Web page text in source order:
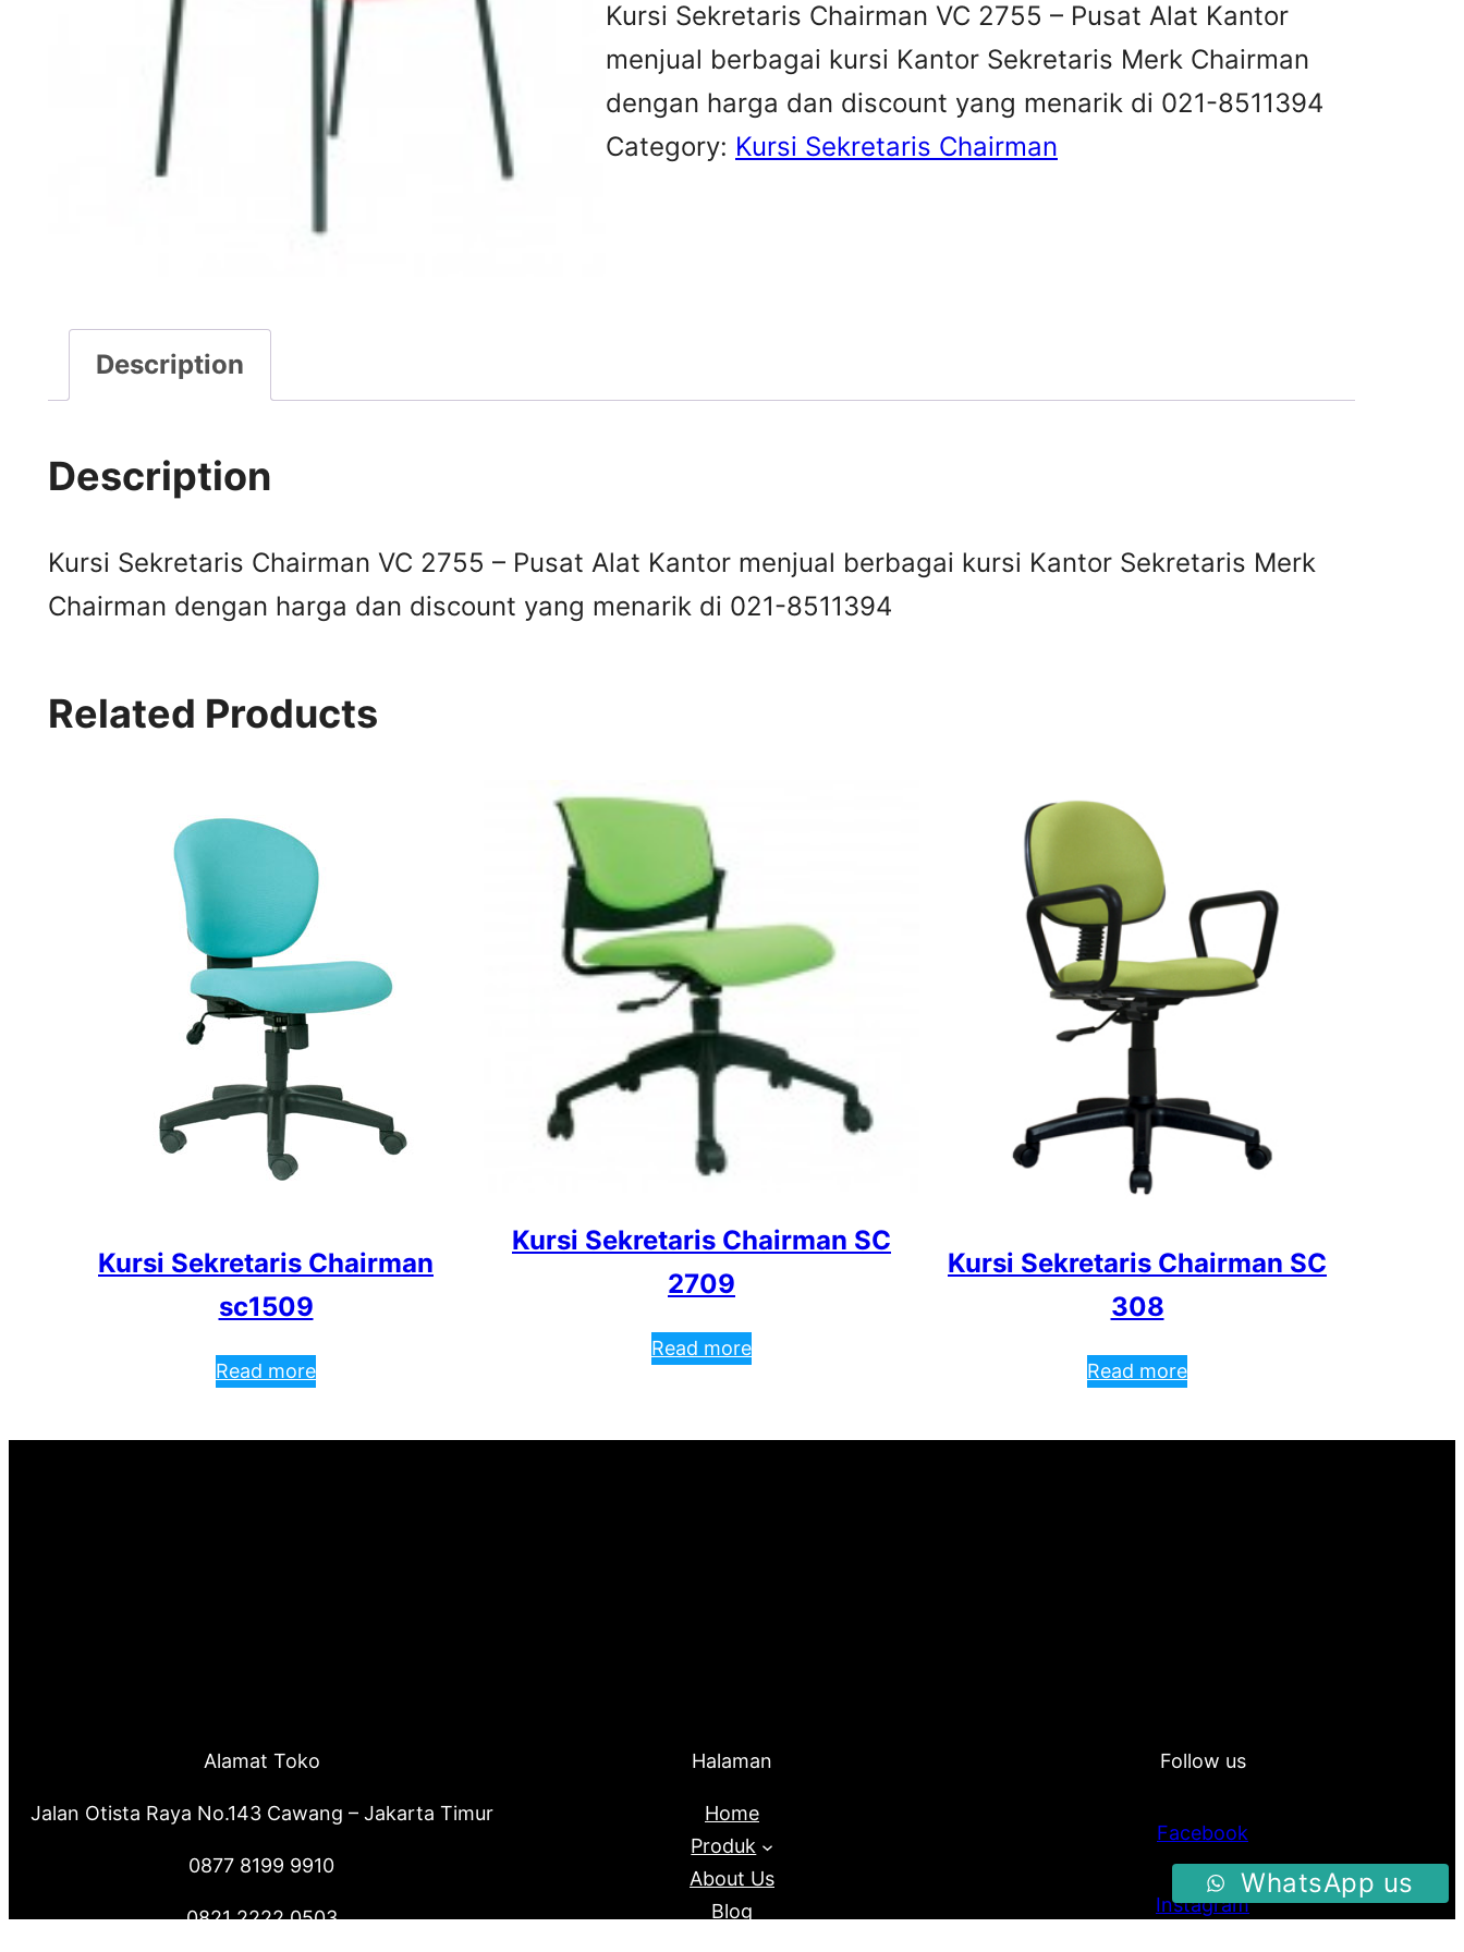
Kursi Sekretaris Chairman VC 2755 – Pusat Alat Kantor
menjual berbagai kursi Kantor Sekretaris Merk Chairman
dengan harga dan discount yang menarik di 021-8511394
Category: Kursi Sekretaris Chairman
Description
Description
Kursi Sekretaris Chairman VC 2755 – Pusat Alat Kantor menjual berbagai kursi Kantor Sekretaris Merk
Chairman dengan harga dan discount yang menarik di 021-8511394
Related Products
Kursi Sekretaris Chairman
sc1509
Read more
Kursi Sekretaris Chairman SC
2709
Read more
Kursi Sekretaris Chairman SC
308
Read more
Alamat Toko
Jalan Otista Raya No.143 Cawang – Jakarta Timur
0877 8199 9910
0821 2222 0503
Halaman
Home
Produk
About Us
Blog
Follow us
Facebook
Instagram
WhatsApp us